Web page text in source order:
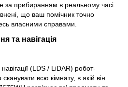
за прибиранням в реальному часі.
що ваш помічник точно
власними справами.
та навігація
(LDS / LiDAR) робот-
всю кімнату, в якій він